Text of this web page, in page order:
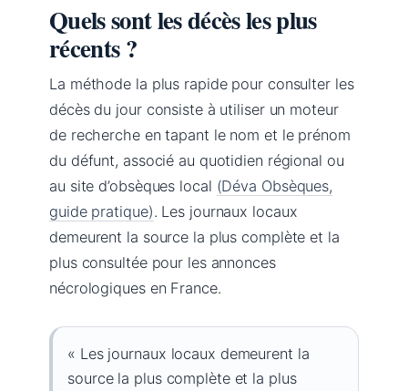
Quels sont les décès les plus
récents ?
La méthode la plus rapide pour consulter les
décès du jour consiste à utiliser un moteur
de recherche en tapant le nom et le prénom
du défunt, associé au quotidien régional ou
au site d’obsèques local (Déva Obsèques,
guide pratique). Les journaux locaux
demeurent la source la plus complète et la
plus consultée pour les annonces
nécrologiques en France.
« Les journaux locaux demeurent la
source la plus complète et la plus